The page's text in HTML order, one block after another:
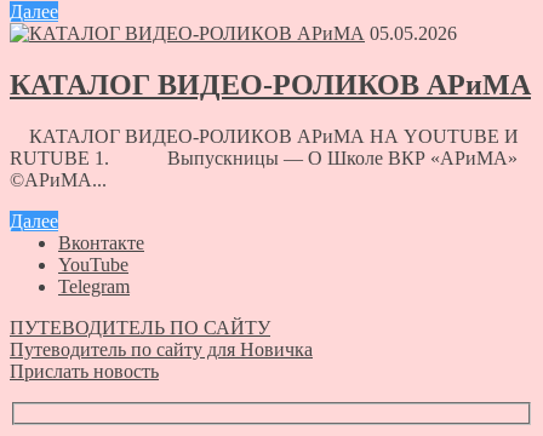
Далее
05.05.2026
КАТАЛОГ ВИДЕО-РОЛИКОВ АРиМА
КАТАЛОГ ВИДЕО-РОЛИКОВ АРиМА НА YOUTUBE И
RUTUBE 1. Выпускницы — О Школе ВКР «АРиМА»
©АРиМА...
Далее
Вконтакте
YouTube
Telegram
ПУТЕВОДИТЕЛЬ ПО САЙТУ
Путеводитель по сайту для Новичка
Прислать новость